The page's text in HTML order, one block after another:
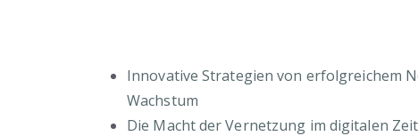
Innovative Strategien von erfolgreichem
Wachstum
Die Macht der Vernetzung im digitalen